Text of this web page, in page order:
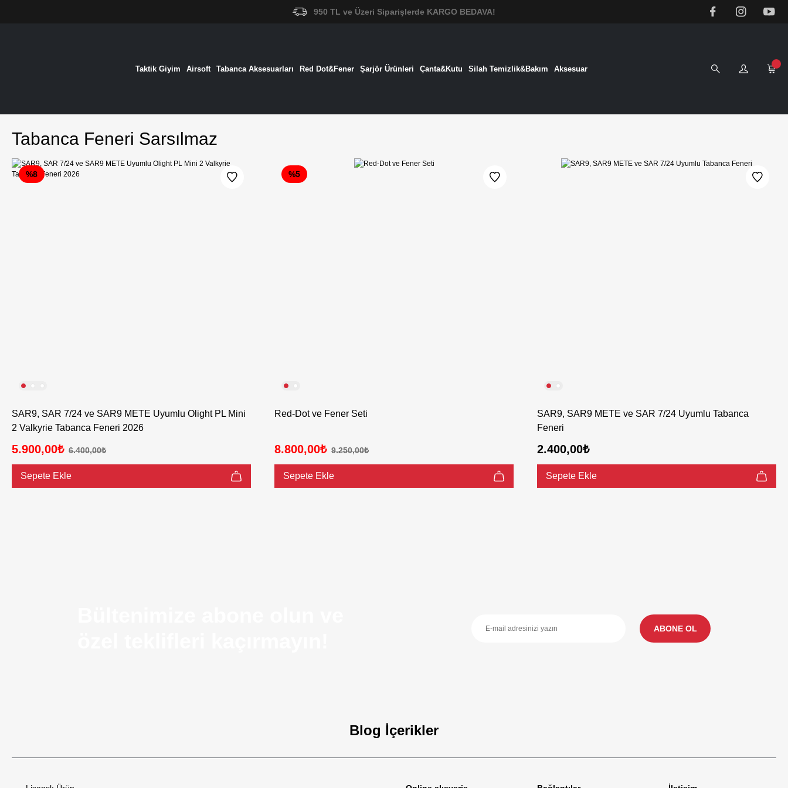
950 TL ve Üzeri Siparişlerde KARGO BEDAVA!
Taktik Giyim Airsoft Tabanca Aksesuarları Red Dot&Fener Şarjör Ürünleri Çanta&Kutu Silah Temizlik&Bakım Aksesuar
Tabanca Feneri Sarsılmaz
%8
SAR9, SAR 7/24 ve SAR9 METE Uyumlu Olight PL Mini
2 Valkyrie Tabanca Feneri 2026
5.900,00₺ 6.400,00₺
Sepete Ekle
%5
Red-Dot ve Fener Seti
8.800,00₺ 9.250,00₺
Sepete Ekle
SAR9, SAR9 METE ve SAR 7/24 Uyumlu Tabanca
Feneri
2.400,00₺
Sepete Ekle
ABONE OL
Blog İçerikler